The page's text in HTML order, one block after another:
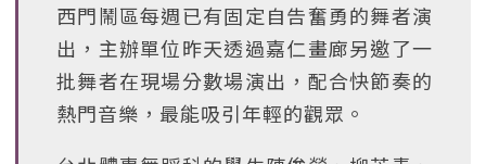
西門鬧區每週已有固定自告奮勇的舞者演
出，主辦單位昨天透過嘉仁畫廊另邀了一
批舞者在現場分數場演出，配合快節奏的
熱門音樂，最能吸引年輕的觀眾。